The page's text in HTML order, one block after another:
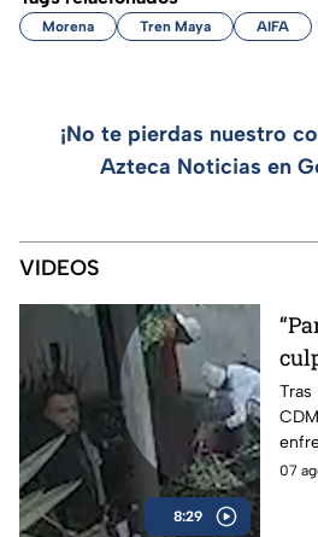
Morena Tren Maya AIFA
¡No te pierdas nuestro
Azteca Noticias en
VIDEOS
8:29
sin
Tras
juez
07